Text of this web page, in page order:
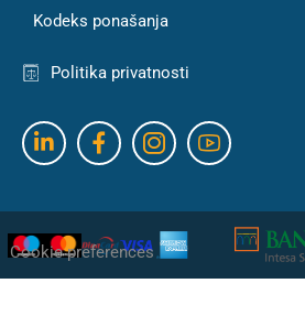
Kodeks ponašanja
Politika privatnosti